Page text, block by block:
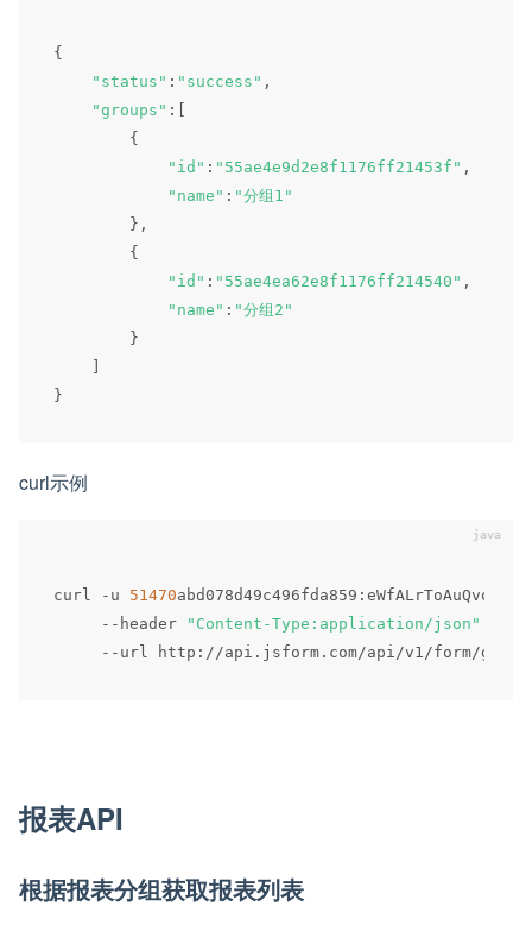
{
"status" : "success" ,
"groups" :
{
"id" : "55ae4e9d2e8f1176ff21453f" ,
"name" : "分组1"
} ,
{
"id" : "55ae4ea62e8f1176ff214540" ,
"name" : "分组2"
}
}
curl示例
curl - u 51470abd078d49c496fda859 :
-- header "Content-Type:application/json"
-- url http : / /api . jsform . com/api /v1 /form/
报表API
根据报表分组获取报表列表